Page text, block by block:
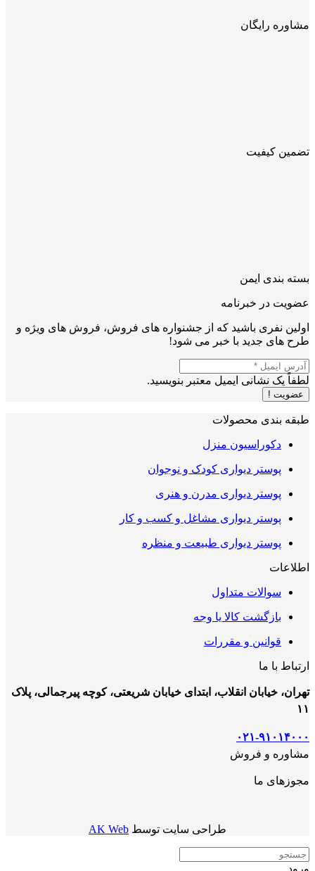
مشاوره رایگان
تضمین کیفیت
بسته بندی ایمن
عضویت در خبرنامه
اولین نفری باشید که از جشنواره های فروش، فروش های ویژه و
طرح های جدید با خبر می شود!
لطفاً یک نشانی ایمیل معتبر بنویسید.
عضویت !
طبقه بندی محصولات
دکوراسیون منزل
پوستر دیواری کودک و نوجوان
پوستر دیواری مدرن و هنری
پوستر دیواری مشاغل و کسب و کار
پوستر دیواری طبیعت و منظره
اطلاعات
سوالات متداول
بازگشت کالا یا وجه
قوانین و مقررات
ارتباط با ما
تهران، خیابان انقلاب، ابتدای خیابان شریعتی، کوچه پیرجمالی، پلاک
۱۱
۰۲۱-۹۱۰۱۴۰۰۰
مشاوره و فروش
مجوزهای ما
طراحی سایت توسط AK Web